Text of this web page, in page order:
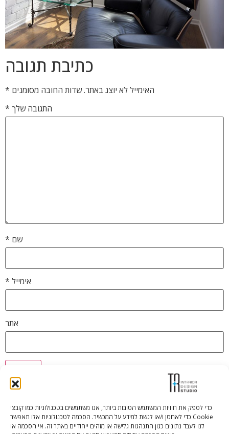
כדי לספק את חוויות המשתמש הטובות ביותר, אנו משתמשים בטכנולוגיות כמו קובצי
Cookie כדי לאחסן ו/או לגשת למידע על המכשיר. הסכמה לטכנולוגיות אלו תאפשר
לנו לעבד נתונים כגון התנהגות גלישה או מזהים ייחודיים באתר זה. אי הסכמה או
כתיבת תגובה
האימייל לא יוצג באתר.שדות החובה מסומנים *
התגובה שלך *
שם *
אימייל *
אתר
Tali Shenfeld:052.620.2446